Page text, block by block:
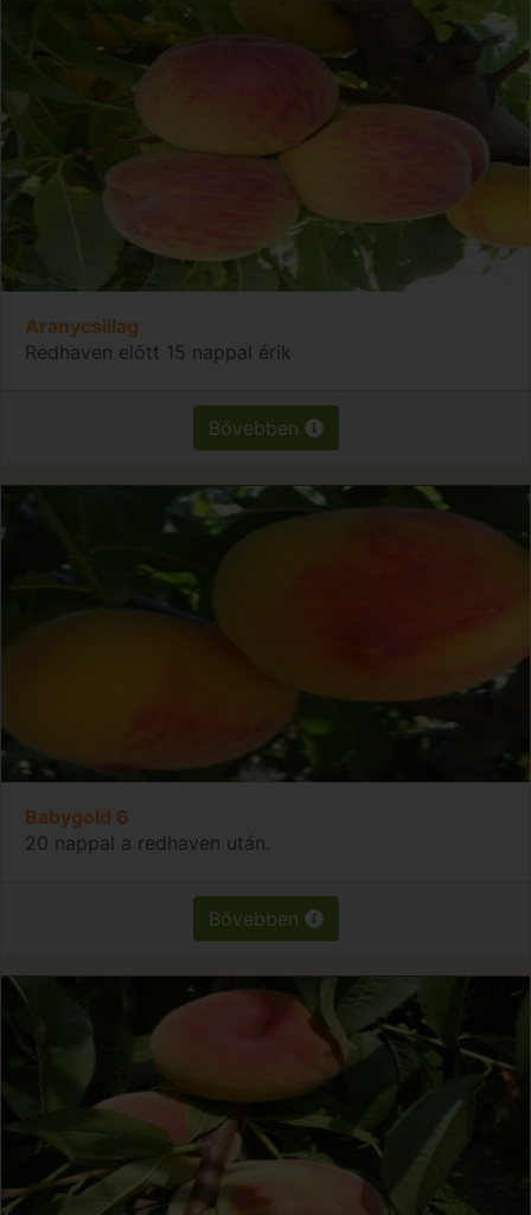
Aranycsillag
Redhaven előtt 15 nappal érik
Bővebben
Babygold 6
20 nappal a redhaven után.
Bővebben